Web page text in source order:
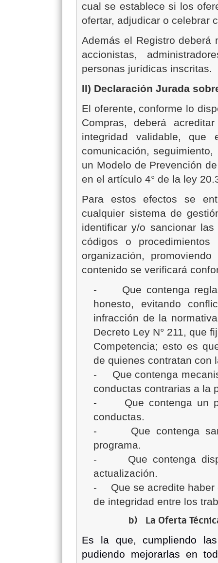
cual se establece si los
ofertar, adjudicar o celebrar
Además el Registro deberá
accionistas,
personas jurídicas inscritas.
II) Declaración Jurada
El oferente, conforme lo
Compras, deberá
integridad validable, que
comunicación,
un Modelo de Prevención
en el artículo 4° de la ley
Para estos efectos se
cualquier sistema de
identificar y/o sancionar
códigos o
organización,
contenido se verificará
-
Que contenga
honesto, evitando
infracción de la
Decreto Ley N° 211, que
Competencia; esto es
de quienes contratan con
-
Que contenga
conductas contrarias a la
-
Que contenga un
conductas.
-
Que contenga
programa.
-
Que contenga
actualización.
-
Que se acredite
de integridad entre los
b) La Oferta
Es la que, cumpliendo
pudiendo mejorarlas en